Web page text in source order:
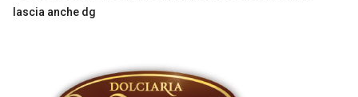
lascia anche dg